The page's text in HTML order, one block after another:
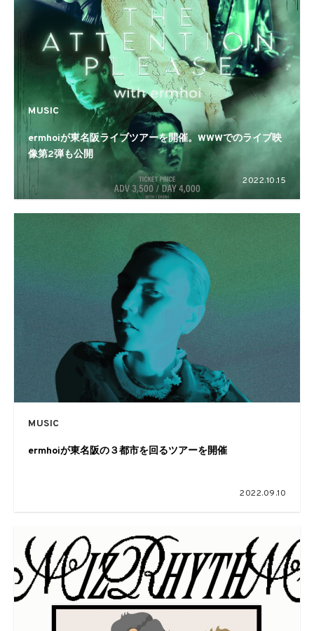
MUSIC
ermhoiが東名阪ライブツアーを開催。WWWでのライブ映
像第2弾も公開
2022.10.15
MUSIC
ermhoiが東名阪の３都市を回るツアーを開催
2022.09.10